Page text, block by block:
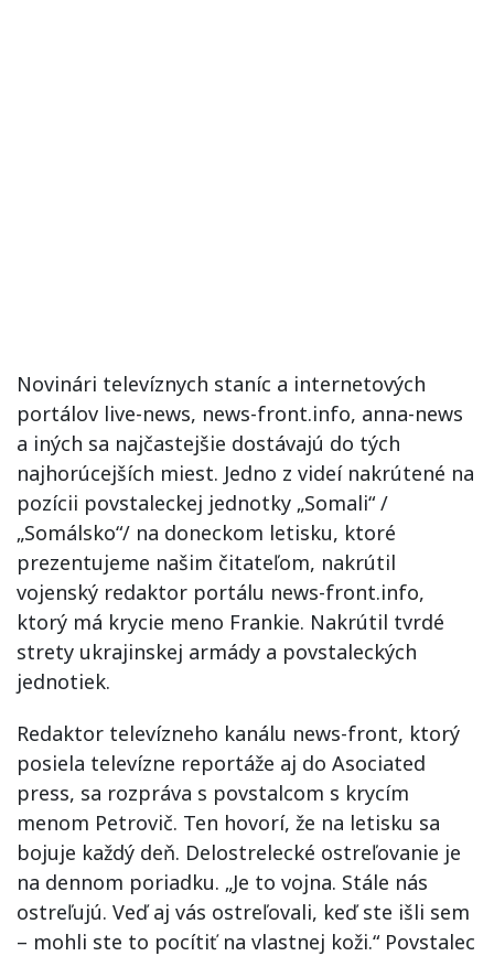
Novinári televíznych staníc a internetových
portálov live-news, news-front.info, anna-news
a iných sa najčastejšie dostávajú do tých
najhorúcejších miest. Jedno z videí nakrútené na
pozícii povstaleckej jednotky „Somali“ /
„Somálsko“/ na doneckom letisku, ktoré
prezentujeme našim čitateľom, nakrútil
vojenský redaktor portálu news-front.info,
ktorý má krycie meno Frankie. Nakrútil tvrdé
strety ukrajinskej armády a povstaleckých
jednotiek.
Redaktor televízneho kanálu news-front, ktorý
posiela televízne reportáže aj do Asociated
press, sa rozpráva s povstalcom s krycím
menom Petrovič. Ten hovorí, že na letisku sa
bojuje každý deň. Delostrelecké ostreľovanie je
na dennom poriadku. „Je to vojna. Stále nás
ostreľujú. Veď aj vás ostreľovali, keď ste išli sem
– mohli ste to pocítiť na vlastnej koži.“ Povstalec